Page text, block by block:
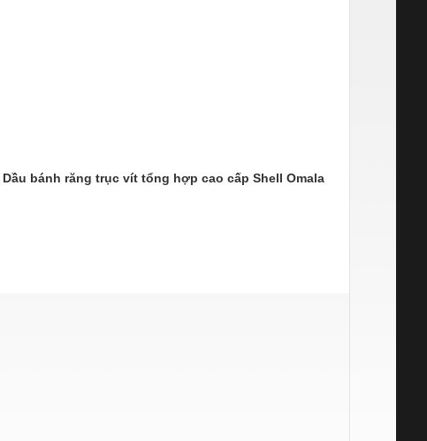
Dầu bánh răng trục vít tổng hợp cao cấp Shell Omala